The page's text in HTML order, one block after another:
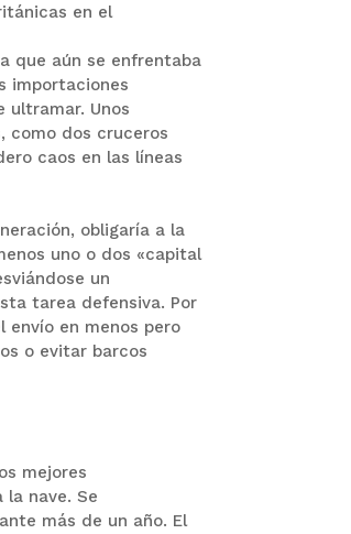
en el
que aún se enfrentaba
importaciones
ultramar. Unos
como dos cruceros
caos en las líneas
obligaría a la
uno o dos «capital
un
tarea defensiva. Por
envío en menos pero
o evitar barcos
mejores
la nave. Se
más de un año. El